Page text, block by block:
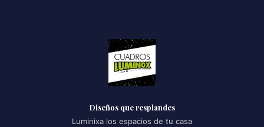
Diseños que resplandes
Luminixa los espacios de tu casa